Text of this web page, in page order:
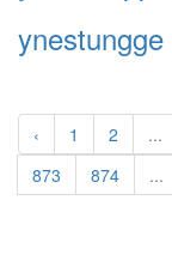
ynestungge
‹ 1 2 ...
873
874 ...